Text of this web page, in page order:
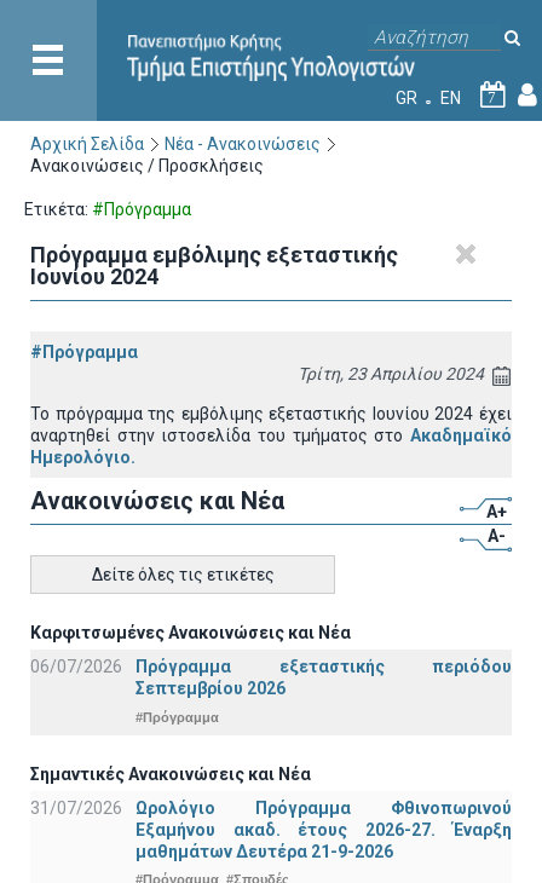
GR EN 7
Αρχική Σελίδα
Νέα - Ανακοινώσεις
Ανακοινώσεις / Προσκλήσεις
Ετικέτα: #Πρόγραμμα
Πρόγραμμα εμβόλιμης εξεταστικής
Ιουνίου 2024
#Πρόγραμμα
Τρίτη, 23 Απριλίου 2024
Το πρόγραμμα της εμβόλιμης εξεταστικής Ιoυνίου 2024 έχει
αναρτηθεί στην ιστοσελίδα του τμήματος στο Ακαδημαϊκό
Ημερολόγιο.
Ανακοινώσεις και Νέα
A+
A-
Δείτε όλες τις ετικέτες
Καρφιτσωμένες Ανακοινώσεις και Νέα
06/07/2026
Πρόγραμμα εξεταστικής περιόδου
Σεπτεμβρίου 2026
#Πρόγραμμα
Σημαντικές Ανακοινώσεις και Νέα
31/07/2026
Ωρολόγιο Πρόγραμμα Φθινοπωρινού
Εξαμήνου ακαδ. έτους 2026-27. Έναρξη
μαθημάτων Δευτέρα 21-9-2026
#Πρόγραμμα #Σπουδές